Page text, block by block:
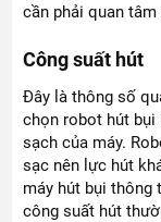
cần phải quan
Công suất hút
Đây là thông số
chọn robot hút bụi
sạch của máy.
sạc nên lực hút
máy hút bụi
công suất hút